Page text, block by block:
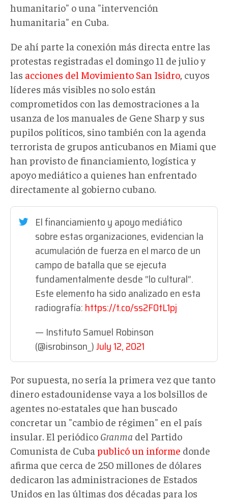
humanitario" o una "intervención
humanitaria" en Cuba.
De ahí parte la conexión más directa entre las
protestas registradas el domingo 11 de julio y
las acciones del Movimiento San Isidro , cuyos
líderes más visibles no solo están
comprometidos con las demostraciones a la
usanza de los manuales de Gene Sharp y sus
pupilos políticos, sino también con la agenda
terrorista de grupos anticubanos en Miami que
han provisto de financiamiento, logística y
apoyo mediático a quienes han enfrentado
directamente al gobierno cubano.
El financiamiento y apoyo mediático
sobre estas organizaciones, evidencian la
acumulación de fuerza en el marco de un
campo de batalla que se ejecuta
fundamentalmente desde “lo cultural”.
Este elemento ha sido analizado en esta
radiografía:https://t.co/ss2F0tL1pj
— Instituto Samuel Robinson
(@isrobinson_)July 12, 2021
Por supuesta, no sería la primera vez que tanto
dinero estadounidense vaya a los bolsillos de
agentes no-estatales que han buscado
concretar un "cambio de régimen" en el país
insular. El periódico Granma del Partido
Comunista de Cuba publicó un informe donde
afirma que cerca de 250 millones de dólares
dedicaron las administraciones de Estados
Unidos en las últimas dos décadas para los